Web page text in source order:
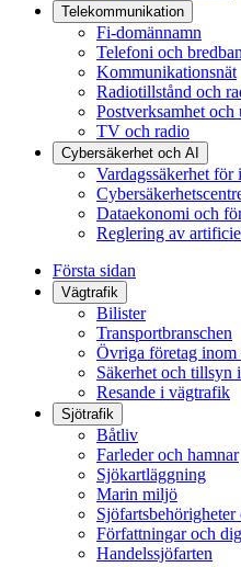
Telekommunikation
Fi-domännamn
Telefoni och
Kommunikationsnät
Radiotillstånd och
Postverksamhet och
TV och radio
Cybersäkerhet och AI
Vardagssäkerhet för
Dataekonomi och
Reglering av
Första sidan
Vägtrafik
Bilister
Transportbranschen
Övriga företag inom
Säkerhet och tillsyn
Resande i vägtrafik
Sjötrafik
Båtliv
Farleder och hamnar
Sjökartläggning
Marin miljö
Sjöfartsbehörigheter
Författningar och
Handelssjöfarten